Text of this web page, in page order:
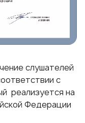
слушателей
с
реализуется на
Федерации